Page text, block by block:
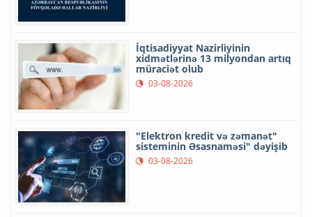
İqtisadiyyat Nazirliyinin
xidmətlərinə 13 milyondan artıq
müraciət olub
03-08-2026
"Elektron kredit və zəmanət"
sisteminin Əsasnaməsi" dəyişib
03-08-2026